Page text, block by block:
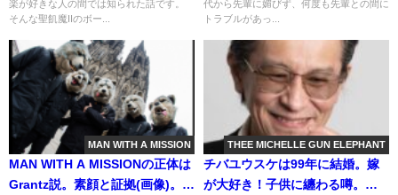
楽が好きな人の間では知られた話です。
そんな聖飢魔IIのボー...
代から先輩に媚びず、何度も先輩との間に
トラブルがあっ...
MAN WITH A MISSION
MAN WITH A MISSIONの正体は
Grantz説。素顔と証拠(画像)。タ
THEE MICHELLE GUN ELEPHANT
チバユウスケは99年に結婚。嫁
が大好き！子供に纏わる噂。甲